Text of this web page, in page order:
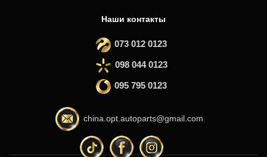
Наши контакты
073 012 0123
098 044 0123
095 795 0123
china.opt.autoparts@gmail.com